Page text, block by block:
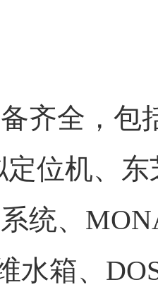
全，包括
位机、
统、
水箱、